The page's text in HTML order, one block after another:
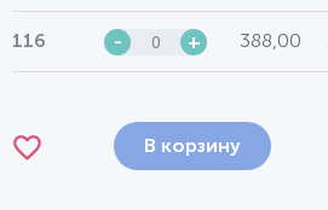
116 - + 388,00
В корзину